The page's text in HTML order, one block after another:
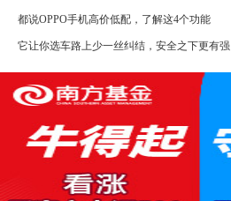
都说OPPO手机高价低配，了解这4个功能
它让你选车路上少一丝纠结，安全之下更有强